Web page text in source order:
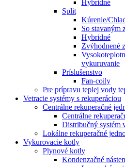
Hybridné
Split
Kúrenie/
So stavaným
Hybridné
Zvýhodnené
vykuruvanie
Príslušenstvo
Fan-coily
Pre prípravu teplej vody
Vetracie systémy s rekuperáciou
Centrálne rekuperačné
Centrálne
Distribučný systém
Lokálne rekuperačné
Vykurovacie kotly
Plynové kotly
Kondenzačné